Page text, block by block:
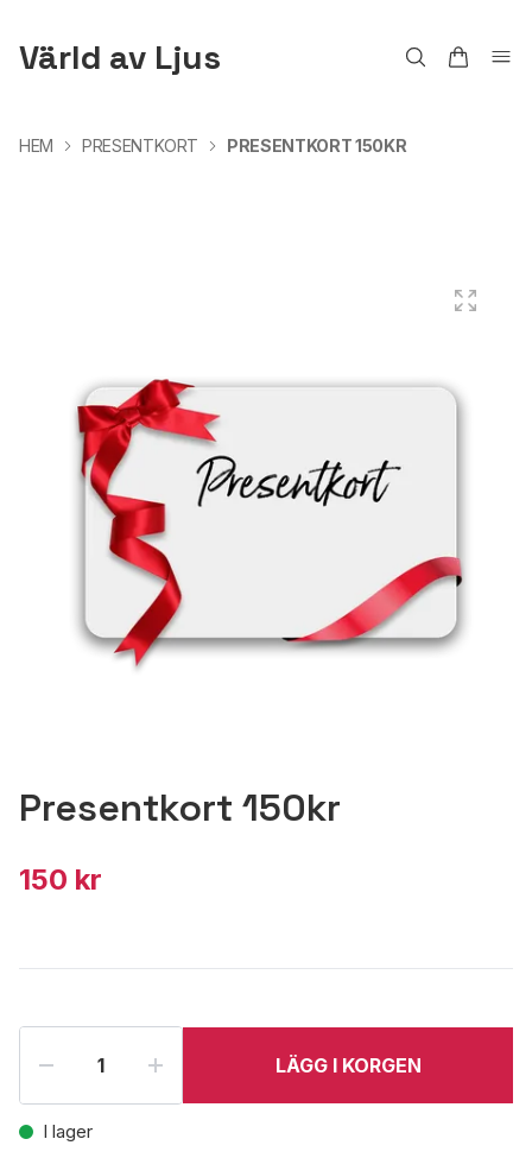
Värld av Ljus
HEM PRESENTKORT PRESENTKORT 150KR
Presentkort 150kr
150 kr
LÄGG I KORGEN
I lager